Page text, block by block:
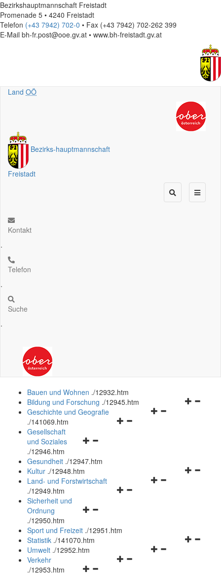
Bezirkshauptmannschaft Freistadt
Promenade 5 • 4240 Freistadt
Telefon (+43 7942) 702-0 • Fax (+43 7942) 702-262 399
E-Mail bh-fr.post@ooe.gv.at • www.bh-freistadt.gv.at
Land OÖ
Bezirks-hauptmannschaft
Freistadt
Kontakt
.
Telefon
.
Suche
.
Bauen und Wohnen ./12932.htm
Navigationsmenü
Bildung und Forschung ./12945.htm
Navigationsmenü
Geschichte und Geografie
./141069.htm
Navigationsmenü
und
schließen
Gesellschaft
und Soziales
./12946.htm
Gesundheit ./12947.htm
Navigationsmenü
Kultur ./12948.htm
Navigationsmenü
Land- und Forstwirtschaft
./12949.htm
Navigationsmenü
und
schließen
Sicherheit und
Ordnung
./12950.htm
Sport und Freizeit ./12951.htm
Navigationsmenü
Statistik ./141070.htm
Navigationsmenü
Umwelt ./12952.htm
Navigationsmenü
Verkehr
./12953.htm